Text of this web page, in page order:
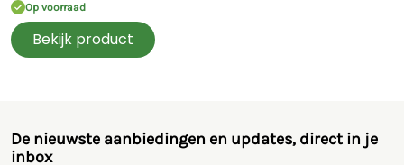
Op voorraad
Bekijk product
De nieuwste aanbiedingen en updates, direct in je
inbox